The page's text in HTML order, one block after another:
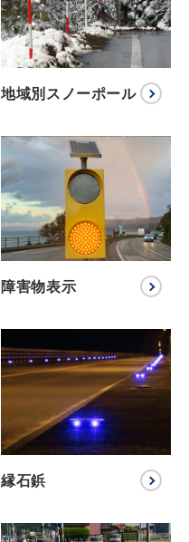
地域別スノーポール
障害物表示
縁石鋲